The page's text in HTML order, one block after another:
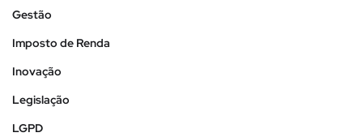
Gestão
Imposto de Renda
Inovação
Legislação
LGPD